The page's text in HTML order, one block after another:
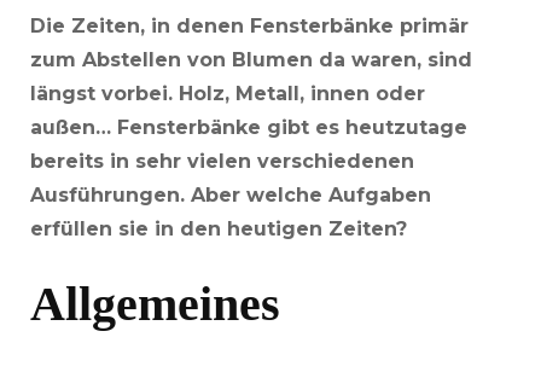
Die Zeiten, in denen Fensterbänke primär
zum Abstellen von Blumen da waren, sind
längst vorbei. Holz, Metall, innen oder
außen… Fensterbänke gibt es heutzutage
bereits in sehr vielen verschiedenen
Ausführungen. Aber welche Aufgaben
erfüllen sie in den heutigen Zeiten?
Allgemeines